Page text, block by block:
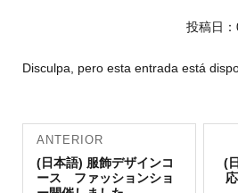
投稿日
Disculpa, pero esta entrada está
Navegación
de
ANTERIOR
Entrada
anterior:
(日本語) 服飾デザインコ
ース ファッションショ
(